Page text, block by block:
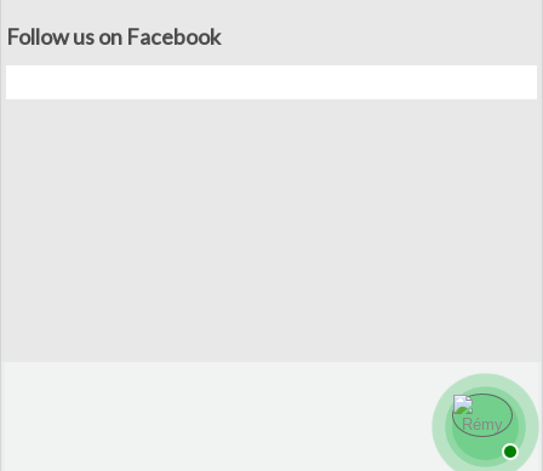
Follow us on Facebook